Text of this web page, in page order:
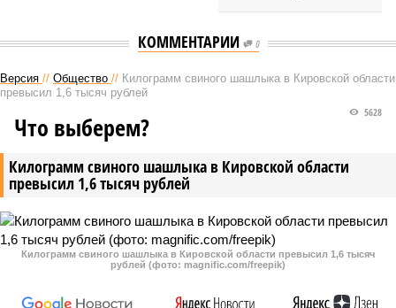
КОММЕНТАРИИ 0
Версия // Общество // Килограмм свиного шашлыка в Кировской области
превысил 1,6 тысяч рублей
Килограмм свиного шашлыка в Кировской области
превысил 1,6 тысяч рублей
5628
Что выберем?
Килограмм свиного шашлыка в Кировской области превысил 1,6 тысяч
рублей (фото: magnific.com/freepik)